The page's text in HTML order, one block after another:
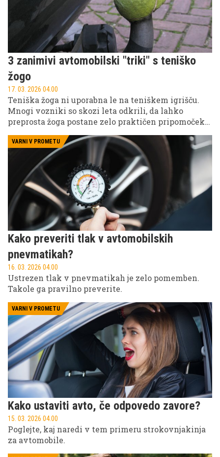
3 zanimivi avtomobilski "triki" s teniško
žogo
17. 03. 2026 04.00
Teniška žoga ni uporabna le na teniškem igrišču.
Mnogi vozniki so skozi leta odkrili, da lahko
preprosta žoga postane zelo praktičen pripomoček
odpornosti in okrogle oblike je namreč primerna za
različne majhne rešitve, ki lahko olajšajo parkiranje,
zaščitijo vozilo ali preprečijo poškodbe. V
nadaljevanju predstavljamo tri zanimive in precej
razširjene avtomobilske trike, pri katerih pride
prav teniška žoga.
VARNI V PROMETU
Kako preveriti tlak v avtomobilskih
pnevmatikah?
16. 03. 2026 04.00
Ustrezen tlak v pnevmatikah je zelo pomemben.
Takole ga pravilno preverite.
VARNI V PROMETU
Kako ustaviti avto, če odpovedo zavore?
15. 03. 2026 04.00
Poglejte, kaj naredi v tem primeru strokovnjakinja
za avtomobile.